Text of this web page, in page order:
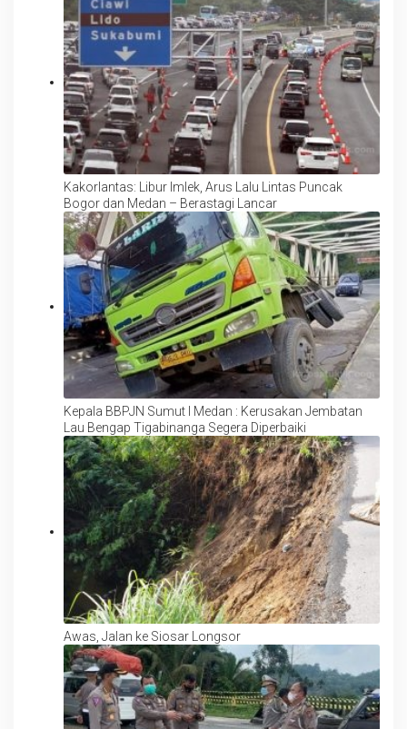
Kakorlantas: Libur Imlek, Arus Lalu Lintas Puncak
Bogor dan Medan – Berastagi Lancar
Kepala BBPJN Sumut I Medan : Kerusakan Jembatan
Lau Bengap Tigabinanga Segera Diperbaiki
Awas, Jalan ke Siosar Longsor